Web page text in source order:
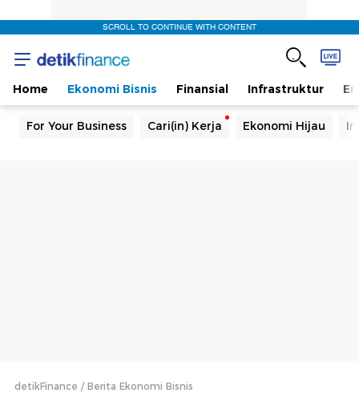
SCROLL TO CONTINUE WITH CONTENT
Home Ekonomi Bisnis Finansial Infrastruktur
For Your Business Cari(in) Kerja Ekonomi Hijau
detikFinance Berita Ekonomi Bisnis